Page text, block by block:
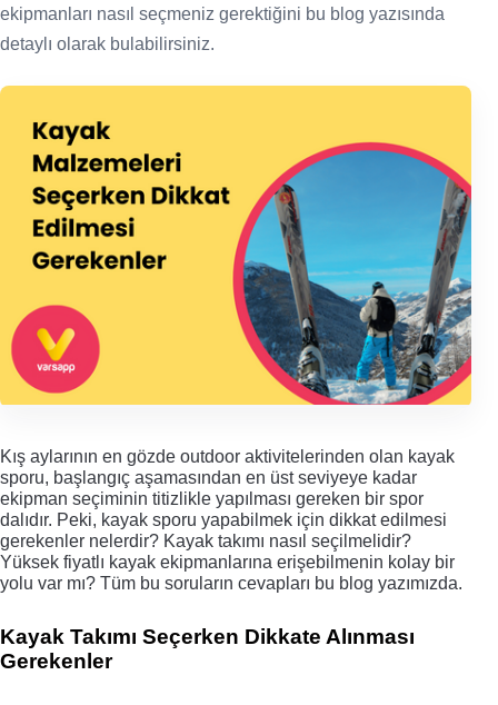
ekipmanları nasıl seçmeniz gerektiğini bu blog yazısında
detaylı olarak bulabilirsiniz.
Kış aylarının en gözde outdoor aktivitelerinden olan kayak
sporu, başlangıç aşamasından en üst seviyeye kadar
ekipman seçiminin titizlikle yapılması gereken bir spor
dalıdır. Peki, kayak sporu yapabilmek için dikkat edilmesi
gerekenler nelerdir? Kayak takımı nasıl seçilmelidir?
Yüksek fiyatlı kayak ekipmanlarına erişebilmenin kolay bir
yolu var mı? Tüm bu soruların cevapları bu blog yazımızda.
Kayak Takımı Seçerken Dikkate Alınması
Gerekenler